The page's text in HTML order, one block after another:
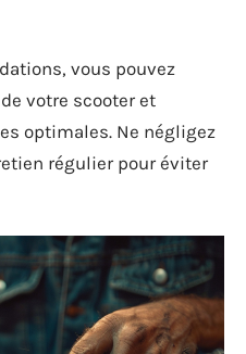
vous pouvez
de votre scooter et
optimales. Ne négligez
régulier pour éviter